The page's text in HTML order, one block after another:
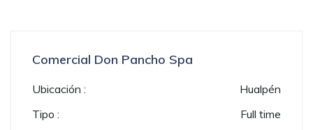
Comercial Don Pancho Spa
Ubicación :
Hualpén
Tipo :
Full time